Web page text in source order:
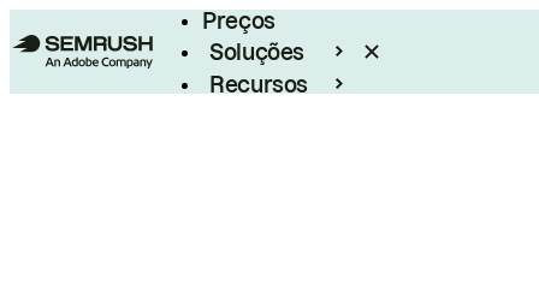
Preços
Soluções
Recursos